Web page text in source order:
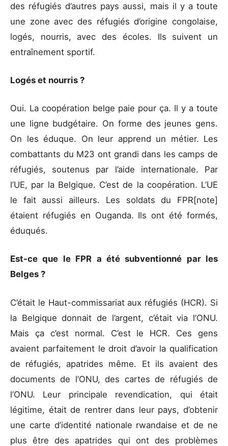
des réfugiés d’autres pays aussi, mais il y a toute
une zone avec des réfugiés d’origine congolaise,
logés, nourris, avec des écoles. Ils suivent un
entraînement sportif.
Logés et nourris ?
Oui. La coopération belge paie pour ça. Il y a toute
une ligne budgétaire. On forme des jeunes gens.
On les éduque. On leur apprend un métier. Les
combattants du M23 ont grandi dans les camps de
réfugiés, soutenus par l’aide internationale. Par
l’UE, par la Belgique. C’est de la coopération. L’UE
le fait aussi ailleurs. Les soldats du FPR[note]
étaient réfugiés en Ouganda. Ils ont été formés,
éduqués.
Est-ce que le FPR a été subventionné par les
Belges ?
C’était le Haut-commissariat aux réfugiés (HCR). Si
la Belgique donnait de l’argent, c’était via l’ONU.
Mais ça c’est normal. C’est le HCR. Ces gens
avaient parfaitement le droit d’avoir la qualification
de réfugiés, apatrides même. Et ils avaient des
documents de l’ONU, des cartes de réfugiés de
l’ONU. Leur principale revendication, qui était
légitime, était de rentrer dans leur pays, d’obtenir
une carte d’identité nationale rwandaise et de ne
plus être des apatrides qui ont des problèmes